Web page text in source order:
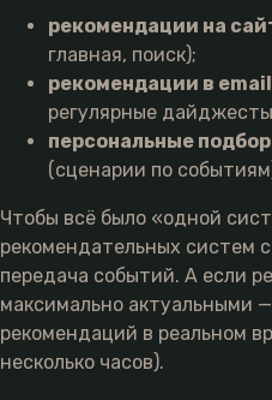
рекомендации на
главная, поиск);
рекомендации в
регулярные
персональные
(сценарии по
Чтобы всё было «одной
рекомендательных систем
передача событий. А если
максимально актуальными
рекомендаций в реальном
несколько часов).